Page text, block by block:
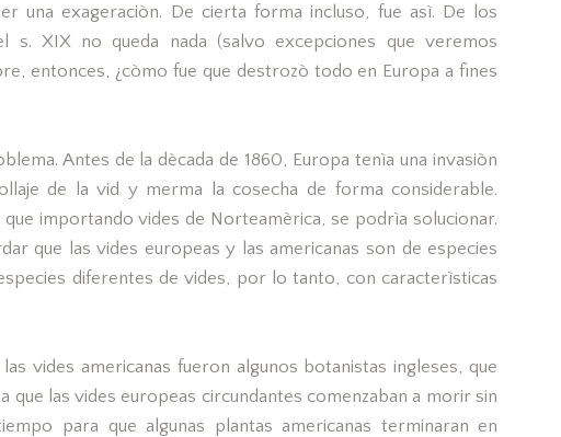
una exageraciòn. De cierta forma incluso, fue asì. De los
s. XIX no queda nada (salvo excepciones que veremos
entonces, ¿còmo fue que destrozò todo en Europa a fines
Antes de la dècada de 1860, Europa tenìa una invasiòn
de la vid y merma la cosecha de forma considerable.
que importando vides de Norteamèrica, se podrìa solucionar.
que las vides europeas y las americanas son de especies
diferentes de vides, por lo tanto, con caracterìsticas
vides americanas fueron algunos botanistas ingleses, que
que las vides europeas circundantes comenzaban a morir sin
para que algunas plantas americanas terminaran en